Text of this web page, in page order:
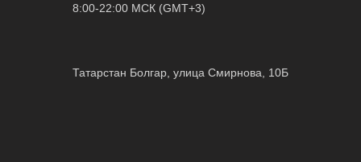
8:00-22:00 МСК (GMT+3)
Татарстан Болгар, улица Смирнова, 10Б